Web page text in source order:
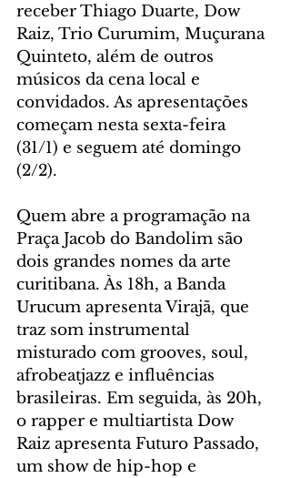
receber Thiago Duarte, Dow
Raiz, Trio Curumim, Muçurana
Quinteto, além de outros
músicos da cena local e
convidados. As apresentações
começam nesta sexta-feira
(31/1) e seguem até domingo
(2/2).
Quem abre a programação na
Praça Jacob do Bandolim são
dois grandes nomes da arte
curitibana. Às 18h, a Banda
Urucum apresenta Virajã, que
traz som instrumental
misturado com grooves, soul,
afrobeatjazz e influências
brasileiras. Em seguida, às 20h,
o rapper e multiartista Dow
Raiz apresenta Futuro Passado,
um show de hip-hop e